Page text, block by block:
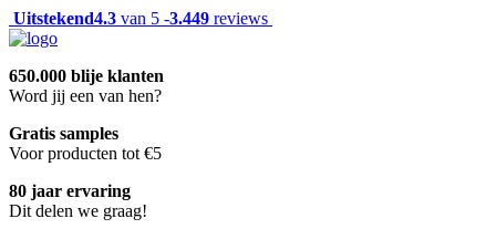
Uitstekend4.3 van 5 -3.449 reviews
650.000 blije klanten
Word jij een van hen?
Gratis samples
Voor producten tot €5
80 jaar ervaring
Dit delen we graag!